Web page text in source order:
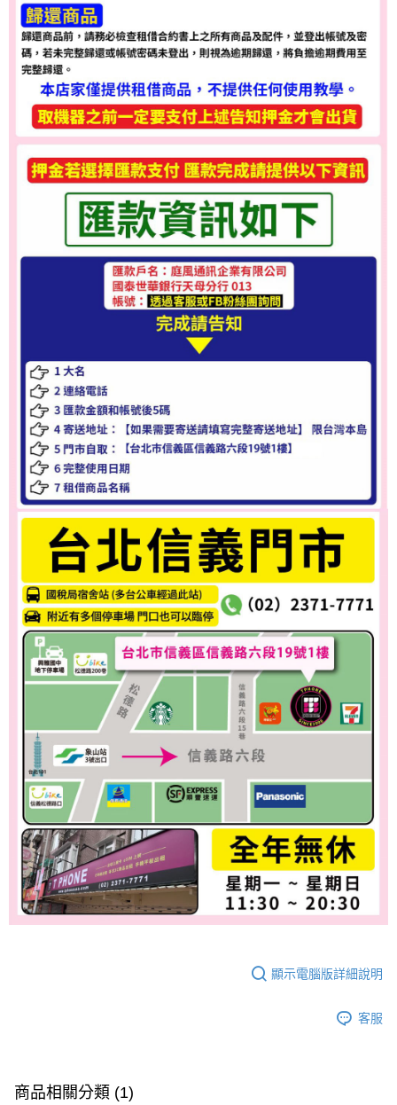
顯示電腦版詳細說明
客服
商品相關分類 (1)